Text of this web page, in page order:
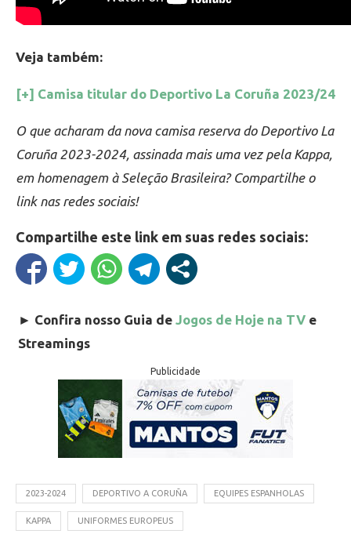
Veja também:
[+] Camisa titular do Deportivo La Coruña 2023/24
O que acharam da nova camisa reserva do Deportivo La
Coruña 2023-2024, assinada mais uma vez pela Kappa,
em homenagem à Seleção Brasileira? Compartilhe o
link nas redes sociais!
Compartilhe este link em suas redes sociais:
► Confira nosso Guia de Jogos de Hoje na TV e
Streamings
Publicidade
2023-2024 DEPORTIVO A CORUÑA EQUIPES ESPANHOLAS
KAPPA UNIFORMES EUROPEUS